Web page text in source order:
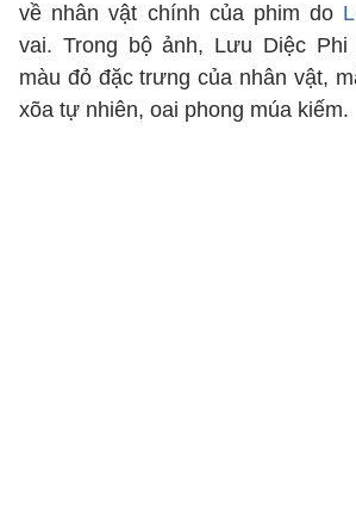
về nhân vật chính của phim do
vai. Trong bộ ảnh, Lưu Diệc Phi
màu đỏ đặc trưng của nhân vật,
xõa tự nhiên, oai phong múa kiếm.